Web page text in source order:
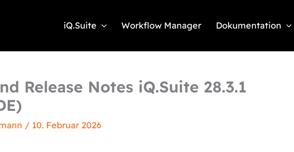
iQ.Suite Workflow Manager Dokumentation
Release Notes iQ.Suite 28.3.1
/ 10. Februar 2026